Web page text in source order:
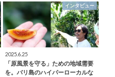
インタビュー
2025.6.25
「原風景を守る」ための地域需要
を。バリ島のハイパーローカルな